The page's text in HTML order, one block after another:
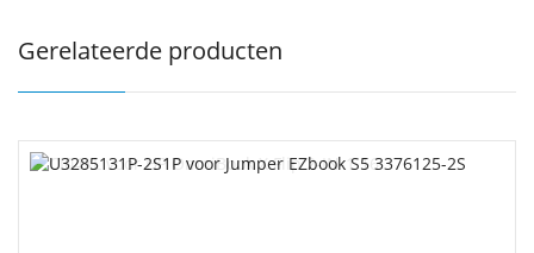
Gerelateerde producten